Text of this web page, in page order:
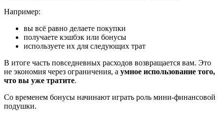
Например:
вы всё равно делаете покупки
получаете кэшбэк или бонусы
используете их для следующих трат
В итоге часть повседневных расходов возвращается вам. Это
не экономия через ограничения, а умное использование того,
что вы уже тратите.
Со временем бонусы начинают играть роль мини-финансовой
подушки.